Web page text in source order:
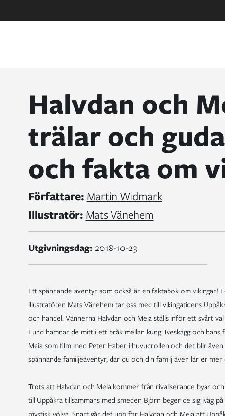
Halvdan och
trälar och
och fakta om
Författare: Martin Widmark
Illustratör: Mats Vänehem
Utgivningsdag: 2018-10-23
Ett spännande äventyr som också är en faktabok om
illustratören Mats Vänehem tar oss med till vikingatidens
och handel. Vännerna Halvdan och Meia ställs inför ett svårt
Lund hamnar de mitt i ett bråk mellan kung Tveskägg och
Meia som film med Peter Haber i huvudrollen och det blir
spännande familjeäventyr, där du och din familj även lär er mer
Trots att Halvdan och Meia kommer från rivaliserande byar
till Uppåkra tillsammans med smeden Björn beger de sig iväg